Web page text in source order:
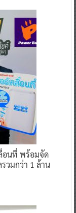
อนที่ พร้อมจัด
วมกว่า 1 ล้าน